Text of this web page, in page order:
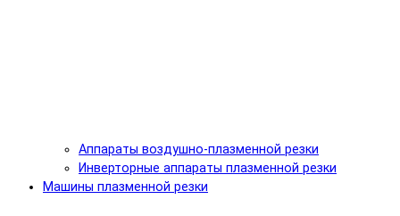
Аппараты воздушно-плазменной резки
Инверторные аппараты плазменной резки
Машины плазменной резки